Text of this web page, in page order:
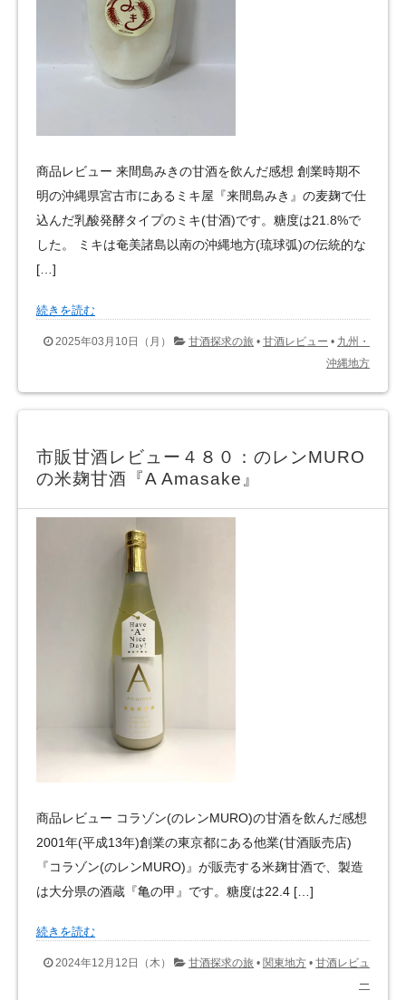
商品レビュー 来間島みきの甘酒を飲んだ感想 創業時期不
明の沖縄県宮古市にあるミキ屋『来間島みき』の麦麹で仕
込んだ乳酸発酵タイプのミキ(甘酒)です。糖度は21.8%で
した。 ミキは奄美諸島以南の沖縄地方(琉球弧)の伝統的な
[…]
続きを読む
2025年03月10日（月） 甘酒探求の旅 • 甘酒レビュー • 九州・
沖縄地方
市販甘酒レビュー４８０：のレンMURO
の米麹甘酒『A Amasake』
商品レビュー コラゾン(のレンMURO)の甘酒を飲んだ感想
2001年(平成13年)創業の東京都にある他業(甘酒販売店)
『コラゾン(のレンMURO)』が販売する米麹甘酒で、製造
は大分県の酒蔵『亀の甲』です。糖度は22.4 […]
続きを読む
2024年12月12日（木） 甘酒探求の旅 • 関東地方 • 甘酒レビュ
ー